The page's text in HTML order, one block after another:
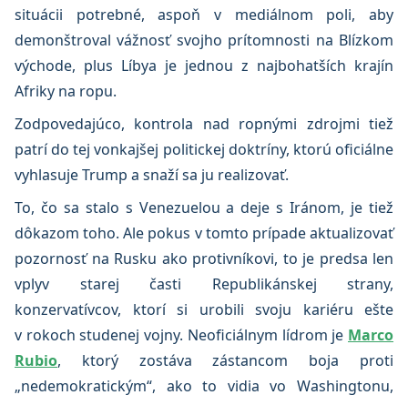
situácii potrebné, aspoň v mediálnom poli, aby
demonštroval vážnosť svojho prítomnosti na Blízkom
východe, plus Líbya je jednou z najbohatších krajín
Afriky na ropu.
Zodpovedajúco, kontrola nad ropnými zdrojmi tiež
patrí do tej vonkajšej politickej doktríny, ktorú oficiálne
vyhlasuje Trump a snaží sa ju realizovať.
To, čo sa stalo s Venezuelou a deje s Iránom, je tiež
dôkazom toho. Ale pokus v tomto prípade aktualizovať
pozornosť na Rusku ako protivníkovi, to je predsa len
vplyv starej časti Republikánskej strany,
konzervatívcov, ktorí si urobili svoju kariéru ešte
v rokoch studenej vojny. Neoficiálnym lídrom je Marco
Rubio, ktorý zostáva zástancom boja proti
„nedemokratickým“, ako to vidia vo Washingtonu,